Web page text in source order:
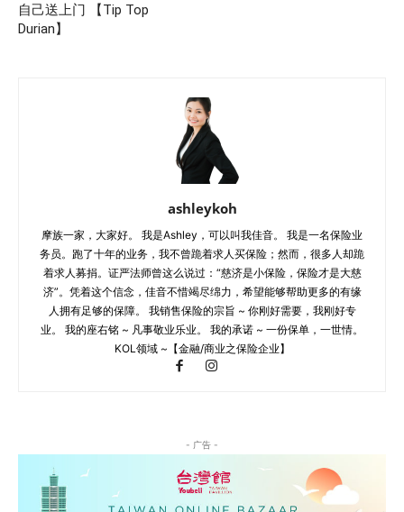
自己送上门 【Tip Top
Durian】
ashleykoh
摩族一家，大家好。 我是Ashley，可以叫我佳音。 我是一名保险业
务员。跑了十年的业务，我不曾跪着求人买保险；然而，很多人却跪
着求人募捐。证严法师曾这么说过：“慈济是小保险，保险才是大慈
济”。凭着这个信念，佳音不惜竭尽绵力，希望能够帮助更多的有缘
人拥有足够的保障。 我销售保险的宗旨 ~ 你刚好需要，我刚好专
业。 我的座右铭 ~ 凡事敬业乐业。 我的承诺 ~ 一份保单，一世情。
KOL领域 ~【金融/商业之保险企业】
- 广告 -